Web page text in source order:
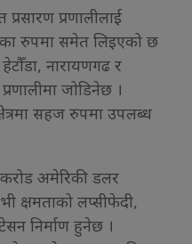
प्रणालीलाई
रुपमा समेत लिइएको छ
नारायणगढ र
जोडिनेछ ।
सहज रुपमा उपलब्ध
अमेरिकी डलर
क्षमताको लप्सीफेदी,
निर्माण हुनेछ ।